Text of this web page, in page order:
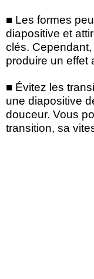
■ Les formes
diapositive et
clés.
produire un effet
■ Évitez les
une diapositive
douceur. Vous
transition, sa